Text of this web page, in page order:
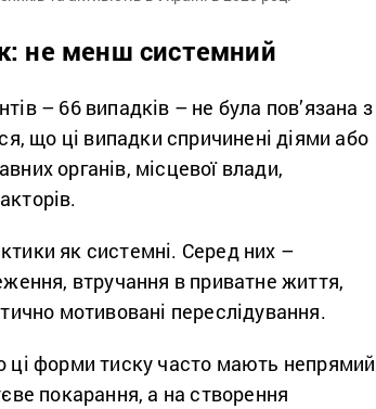
не менш системний
– 66 випадків – не була пов’язана з
що ці випадки спричинені діями або
органів, місцевої влади,
як системні. Серед них –
втручання в приватне життя,
мотивовані переслідування.
ці форми тиску часто мають непрямий
покарання, а на створення